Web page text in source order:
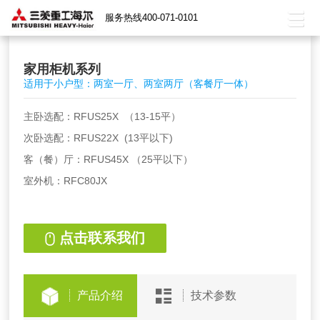
服务热线400-071-0101
家用柜机系列
适用于小户型：两室一厅、两室两厅（客餐厅一体）
主卧选配：RFUS25X （13-15平）
次卧选配：RFUS22X (13平以下)
客（餐）厅：RFUS45X （25平以下）
室外机：RFC80JX
点击联系我们
产品介绍 技术参数